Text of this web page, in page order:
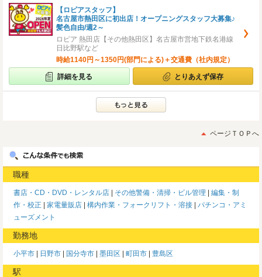
【ロピアスタッフ】
名古屋市熱田区に初出店！オープニングスタッフ大募集♪
髪色自由/週2～
ロピア 熱田店【その他熱田区】名古屋市営地下鉄名港線
日比野駅など
時給1140円～1350円(部門による)＋交通費（社内規定）
詳細を見る とりあえず保存
ページＴＯＰへ
職種
書店・CD・DVD・レンタル店 その他警備・清掃・ビル管理
編集・制
作・校正
家電量販店 構内作業・フォークリフト・溶接
パチンコ・アミ
ューズメント
勤務地
小平市 日野市 国分寺市 墨田区 町田市 豊島区
駅